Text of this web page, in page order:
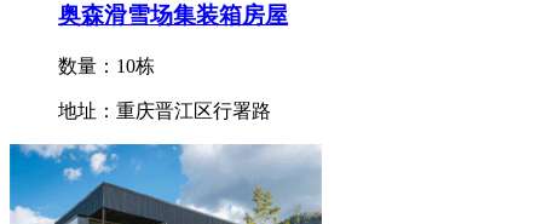
奥森滑雪场集装箱房屋
数量：10栋
地址：重庆晋江区行署路